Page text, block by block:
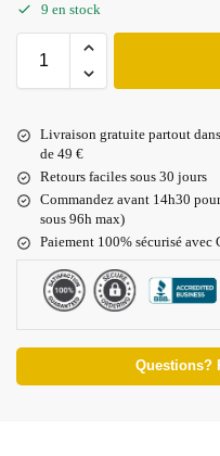
9 en stock
Livraison gratuite partout
de 49 €
Retours faciles sous 30 jours
Commandez avant 14h30
sous 96h max)
Paiement 100% sécurisé avec
Questions?